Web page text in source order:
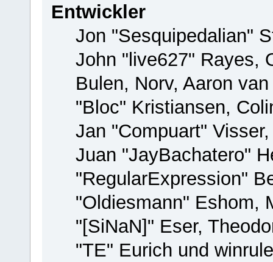
Entwickler
Jon "Sesquipedalian"
John "live627" Rayes,
Bulen, Norv, Aaron
"Bloc" Kristiansen,
Jan "Compuart"
Juan "JayBachatero"
"RegularExpression"
"Oldiesmann" Eshom,
"[SiNaN]" Eser,
"TE" Eurich und